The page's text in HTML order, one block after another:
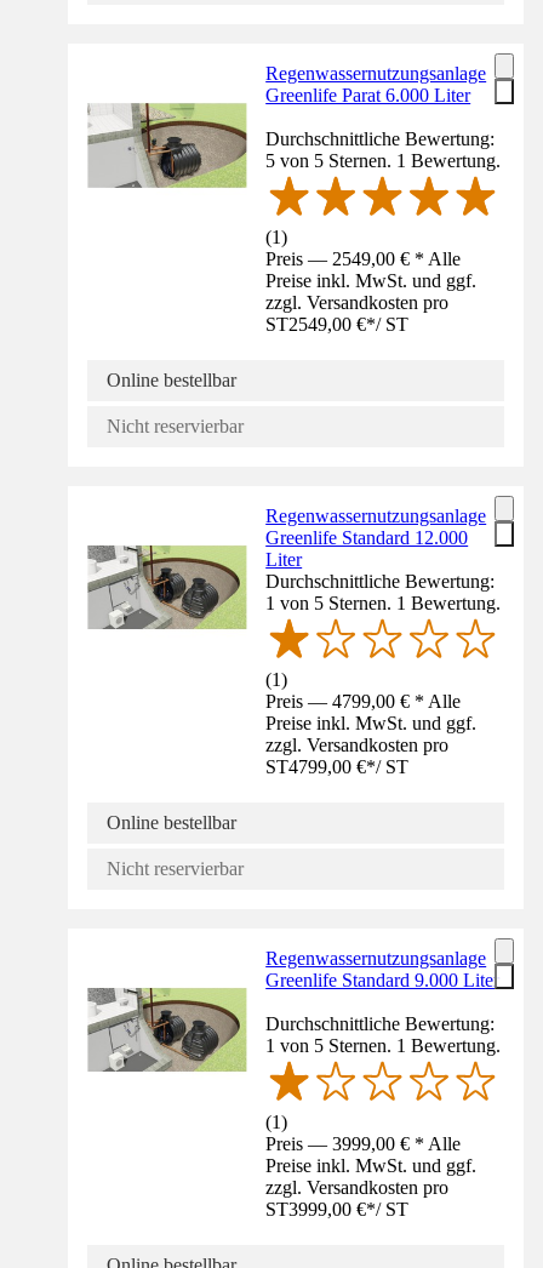
Regenwassernutzungsanlage
Greenlife Parat 6.000 Liter
Durchschnittliche Bewertung:
5 von 5 Sternen. 1 Bewertung.
(1)
Preis — 2549,00 € * Alle
Preise inkl. MwSt. und ggf.
zzgl. Versandkosten pro
ST2549,00 €*/ ST
Online bestellbar
Nicht reservierbar
Regenwassernutzungsanlage
Greenlife Standard 12.000
Liter
Durchschnittliche Bewertung:
1 von 5 Sternen. 1 Bewertung.
(1)
Preis — 4799,00 € * Alle
Preise inkl. MwSt. und ggf.
zzgl. Versandkosten pro
ST4799,00 €*/ ST
Online bestellbar
Nicht reservierbar
Regenwassernutzungsanlage
Greenlife Standard 9.000 Liter
Durchschnittliche Bewertung:
1 von 5 Sternen. 1 Bewertung.
(1)
Preis — 3999,00 € * Alle
Preise inkl. MwSt. und ggf.
zzgl. Versandkosten pro
ST3999,00 €*/ ST